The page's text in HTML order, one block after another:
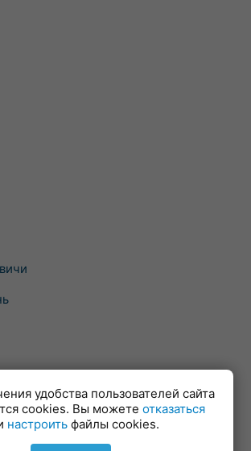
удобства пользователей сайта
cookies. Вы можете отказаться
настроить файлы cookies.